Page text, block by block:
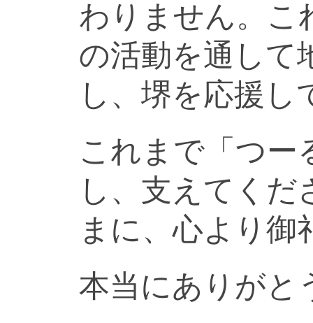
わりません。こ
の活動を通して
し、堺を応援し
これまで「つー
し、支えてく
まに、心より御
本当にありがと